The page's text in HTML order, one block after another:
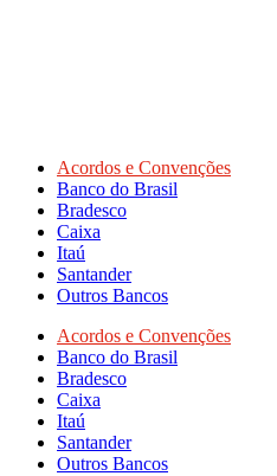
Acordos e Convenções
Banco do Brasil
Bradesco
Caixa
Itaú
Santander
Outros Bancos
Acordos e Convenções
Banco do Brasil
Bradesco
Caixa
Itaú
Santander
Outros Bancos